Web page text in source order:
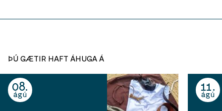
ÞÚ GÆTIR HAFT ÁHUGA Á
08
ágú
11
ágú